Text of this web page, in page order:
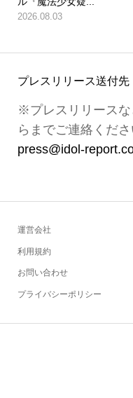
2026.08.03
プレスリリース送付先
※プレスリリースな
らまでご連絡くださ
press@idol-
運営会社
利用規約
お問い合わせ
プライバシーポリシー